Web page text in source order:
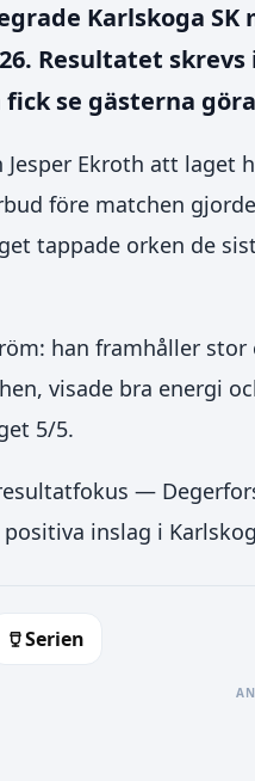
Karlskoga SK
Resultatet
se gästerna
Ekroth att laget
före matchen
tappade orken de
han framhåller
visade bra energi
5/5.
—
inslag i
Serien